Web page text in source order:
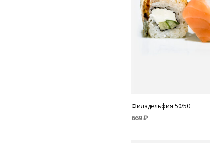
Филадельфия 50/50
669₽